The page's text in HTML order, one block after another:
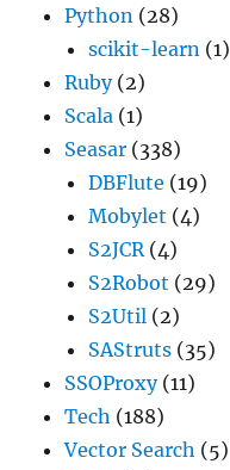
Python (28)
scikit-learn (1)
Ruby(2)
Scala (1)
Seasar (338)
DBFlute (19)
Mobylet (4)
S2JCR(4)
S2Robot (29)
S2Util (2)
SAStruts (35)
SSOProxy(11)
Tech (188)
Vector Search (5)